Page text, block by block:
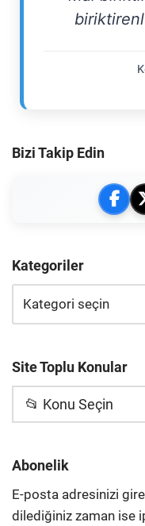
Bizi Takip Edin
Kategoriler
Site Toplu Konular
📂 Konu Seçin
Abonelik
E-posta adresinizi
dilediğiniz zaman ise